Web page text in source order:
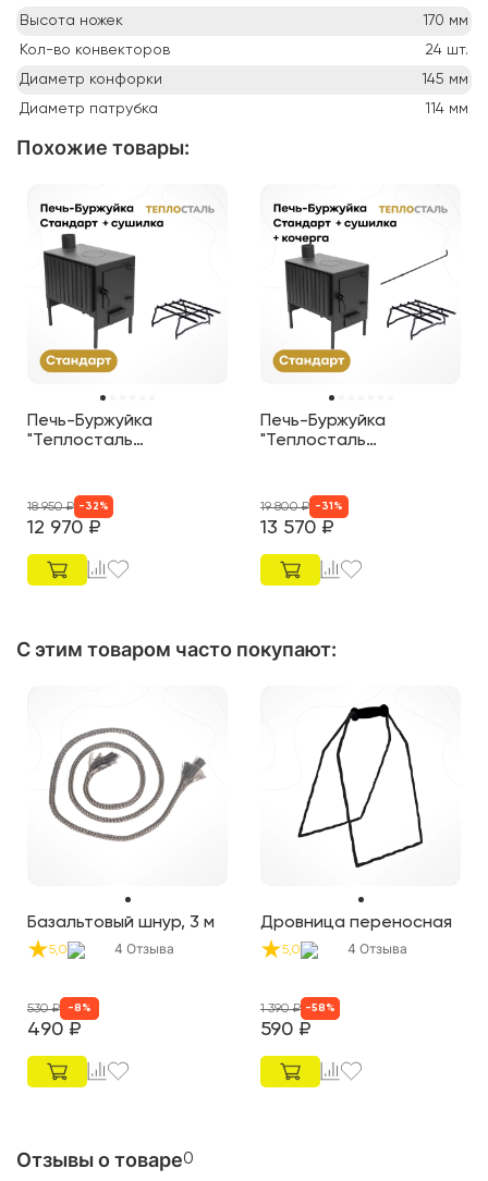
Высота ножек
170 мм
Кол-во конвекторов
24 шт.
Диаметр конфорки
145 мм
Диаметр патрубка
114 мм
Похожие товары:
Печь-Буржуйка
"Теплосталь
12 970 ₽
18 950₽ - 32 %
Печь-Буржуйка
"Теплосталь
13 570 ₽
19 800₽ - 31 %
С этим товаром часто покупают:
Базальтовый шнур, 3 м
5,0 4 Отзыва
490 ₽
530₽ -8 %
Дровница переносная
5,0 4 Отзыва
590 ₽
1 390₽ -58 %
Отзывы о товаре0